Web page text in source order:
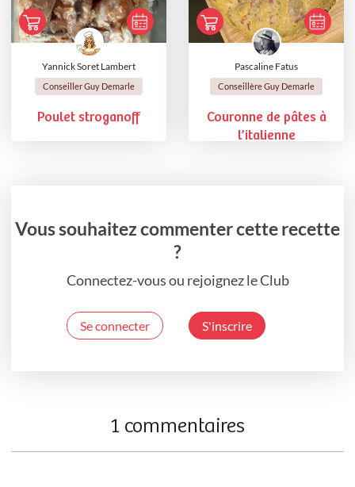
Yannick Soret Lambert
Conseiller Guy Demarle
Poulet stroganoff
Pascaline Fatus
Conseillère Guy Demarle
Couronne de pâtes à
l’italienne
Vous souhaitez commenter cette recette
?
Connectez-vous ou rejoignez le Club
Se connecter S'inscrire
1 commentaires